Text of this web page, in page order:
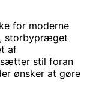
for moderne
storbypræget
af
sætter stil foran
ønsker at gøre